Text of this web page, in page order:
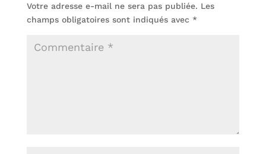
Votre adresse e-mail ne sera pas publiée. Les
champs obligatoires sont indiqués avec *